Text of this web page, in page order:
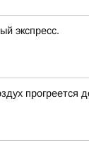
экспресс.
прогреется